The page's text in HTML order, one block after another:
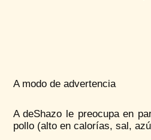
A modo de advertencia
A deShazo le preocupa en
pollo (alto en calorías, sal,